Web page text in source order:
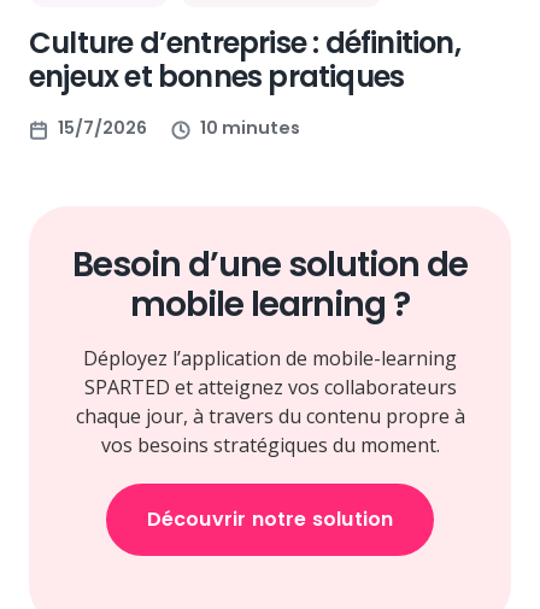
Culture d’entreprise : définition,
enjeux et bonnes pratiques
15/7/2026 10 minutes
Besoin d’une solution de
mobile learning ?
Déployez l’application de mobile-learning
SPARTED et atteignez vos collaborateurs
chaque jour, à travers du contenu propre à
vos besoins stratégiques du moment.
Découvrir notre solution